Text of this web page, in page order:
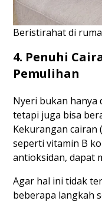
Beristirahat di
4. Penuhi
Pemulihan
Nyeri bukan hanya
tetapi juga bisa
Kekurangan
seperti vitamin B
antioksidan, dapat
Agar hal ini tidak
beberapa langkah